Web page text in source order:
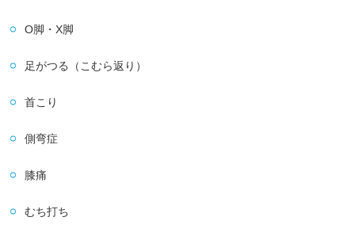
O脚・X脚
足がつる（こむら返り）
首こり
側弯症
膝痛
むち打ち